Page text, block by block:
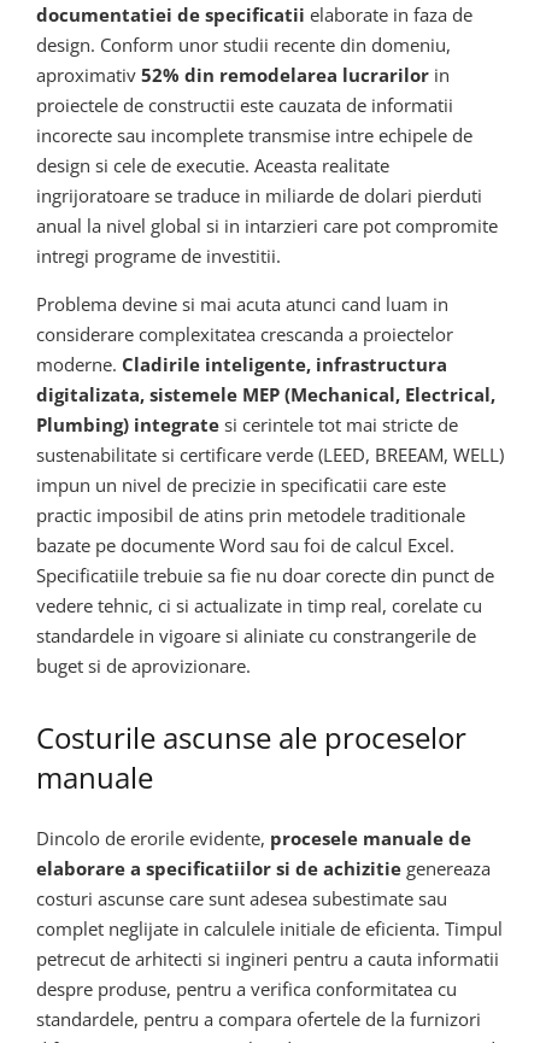
documentatiei de specificatii elaborate in faza de
design. Conform unor studii recente din domeniu,
aproximativ 52% din remodelarea lucrarilor in
proiectele de constructii este cauzata de informatii
incorecte sau incomplete transmise intre echipele de
design si cele de executie. Aceasta realitate
ingrijoratoare se traduce in miliarde de dolari pierduti
anual la nivel global si in intarzieri care pot compromite
intregi programe de investitii.
Problema devine si mai acuta atunci cand luam in
considerare complexitatea crescanda a proiectelor
moderne. Cladirile inteligente, infrastructura
digitalizata, sistemele MEP (Mechanical, Electrical,
Plumbing) integrate si cerintele tot mai stricte de
sustenabilitate si certificare verde (LEED, BREEAM, WELL)
impun un nivel de precizie in specificatii care este
practic imposibil de atins prin metodele traditionale
bazate pe documente Word sau foi de calcul Excel.
Specificatiile trebuie sa fie nu doar corecte din punct de
vedere tehnic, ci si actualizate in timp real, corelate cu
standardele in vigoare si aliniate cu constrangerile de
buget si de aprovizionare.
Costurile ascunse ale proceselor
manuale
Dincolo de erorile evidente, procesele manuale de
elaborare a specificatiilor si de achizitie genereaza
costuri ascunse care sunt adesea subestimate sau
complet neglijate in calculele initiale de eficienta. Timpul
petrecut de arhitecti si ingineri pentru a cauta informatii
despre produse, pentru a verifica conformitatea cu
standardele, pentru a compara ofertele de la furnizori